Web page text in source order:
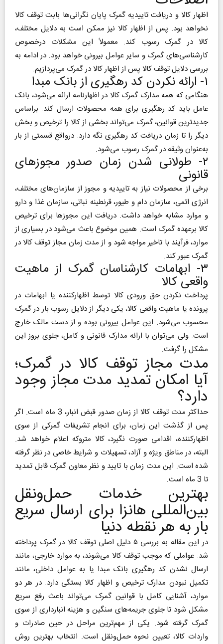
اظهار کالا و دریافت تاییدیه گمرک پایان نگرانی‌ها بابت توقف کالا
نخواهد بود. پس از اظهار کالا نیز ممکن است به دلایل مختلف،
کالا در گمرک رسوب کند. معمولاً این مشکلات در‌خصوص
کارشناسی‌های گمرک و سایر عوامل بیرونی خواهد بود. در ادامه به
بررسی دلایل توقف کالا پس از اظهار کالا در گمرک می‌پردازیم.
۱- ارائه نکردن کد رهگیری از بانک مبدا
هنگامی که همه مدارک گمرک کالا در اظهارنامه ارائه می‌شود، بانک
عامل باید کد رهگیری برای همه محصولات ارسال کند. بر‌اساس
جدید‌ترین قوانین، گمرک می‌تواند بخشی از کالا را ترخیص و بخش
دیگر را تا زمان دریافت کد رهگیری نگه دارد. در‌واقع قسمتی از بار
به‌عنوان وثیقه در گمرک رسوب می‌شود.
۲- طولانی شدن زمان صدور مجوز‌های
قانونی
برخی از محصولات نیاز به تاییدیه و مجوز از سازمان‌های مختلف،
انرژی اتمی، سازمان دام و طیور، قرنطینه نباتی، سازمان غذا و دارو
و موارد مشابه خواهد داشت. دریافت این مجوز‌ها برای ترخیص
کالا بر‌عهده گمرک است. همین موضوع باعث می‌شود در بسیاری از
موارد، فرآیند با تاخیر مواجه شود و از مدت زمان مجاز توقف کالا در
گمرک عبور کند.
۳- ابهامات کارشناسان گمرک از ماهیت
واقعی کالا
پرداخت نکردن حق ورودی کالا توسط اظهار‌کننده یا ابهامات در
پرونده یا ماهیت واقعی کالا، یکی دیگر از دلایل رسوب بار در گمرک
محسوب می‌شود. این عوامل بیرونی بوده و از دست مالک خارج
است. ولی می‌توان با ارائه مدارک قانونی و کامل، جلوی بروز این
مشکل را گرفت.
مدت مجاز توقف کالا در گمرک؛
آیا امکان تمدید مدت مجاز وجود
دارد؟
حداکثر مدت توقف کالا از زمان صدور قبض انبار، 3 ماه است. اگر
پس از گذشت این زمان، برای انجام تشریفات گمرکی از سوی
اظهار‌کننده، اقدامی صورت نگیرد، کالا متروکه اعلام خواهد شد.
البته، در مناطق ویژه و آزاد، تسهیلات و شرایط خاصی در نظر گرفته
شده است. این مدت زمان با تایید و نظر معاون گمرک قابل تمدید
تا 3 ماه است.
بهترین خدمات حمل‌و‌نقل
بین‌المللی هانزا برای ارسال سریع
بار به هر نقطه دنیا
در این مقاله به بررسی ۵ دلیل اصلی توقف کالا در گمرک پرداخته
شد. عواملی که موجب توقف کالا می‌شوند، به موارد خارجی، مانند
ارسال نشدن کد رهگیری بانک مبدا یا به عوامل داخلی، مانند
تکمیل نبودن مدارک ترخیص و اظهار کالا بستگی دارد. در هر دو
موارد، آشنایی کامل با قوانین گمرک می‌تواند باعث رفع سریع
مشکل شود تا جلوی جریمه‌های سنگین و هزینه انبارداری از سوی
گمرک گرفته شود. یکی از مهم‌ترین مراحل در حین صادرات و
واردات کالا، تعیین نحوه حمل‌و‌نقل است. انتخاب بهترین روش